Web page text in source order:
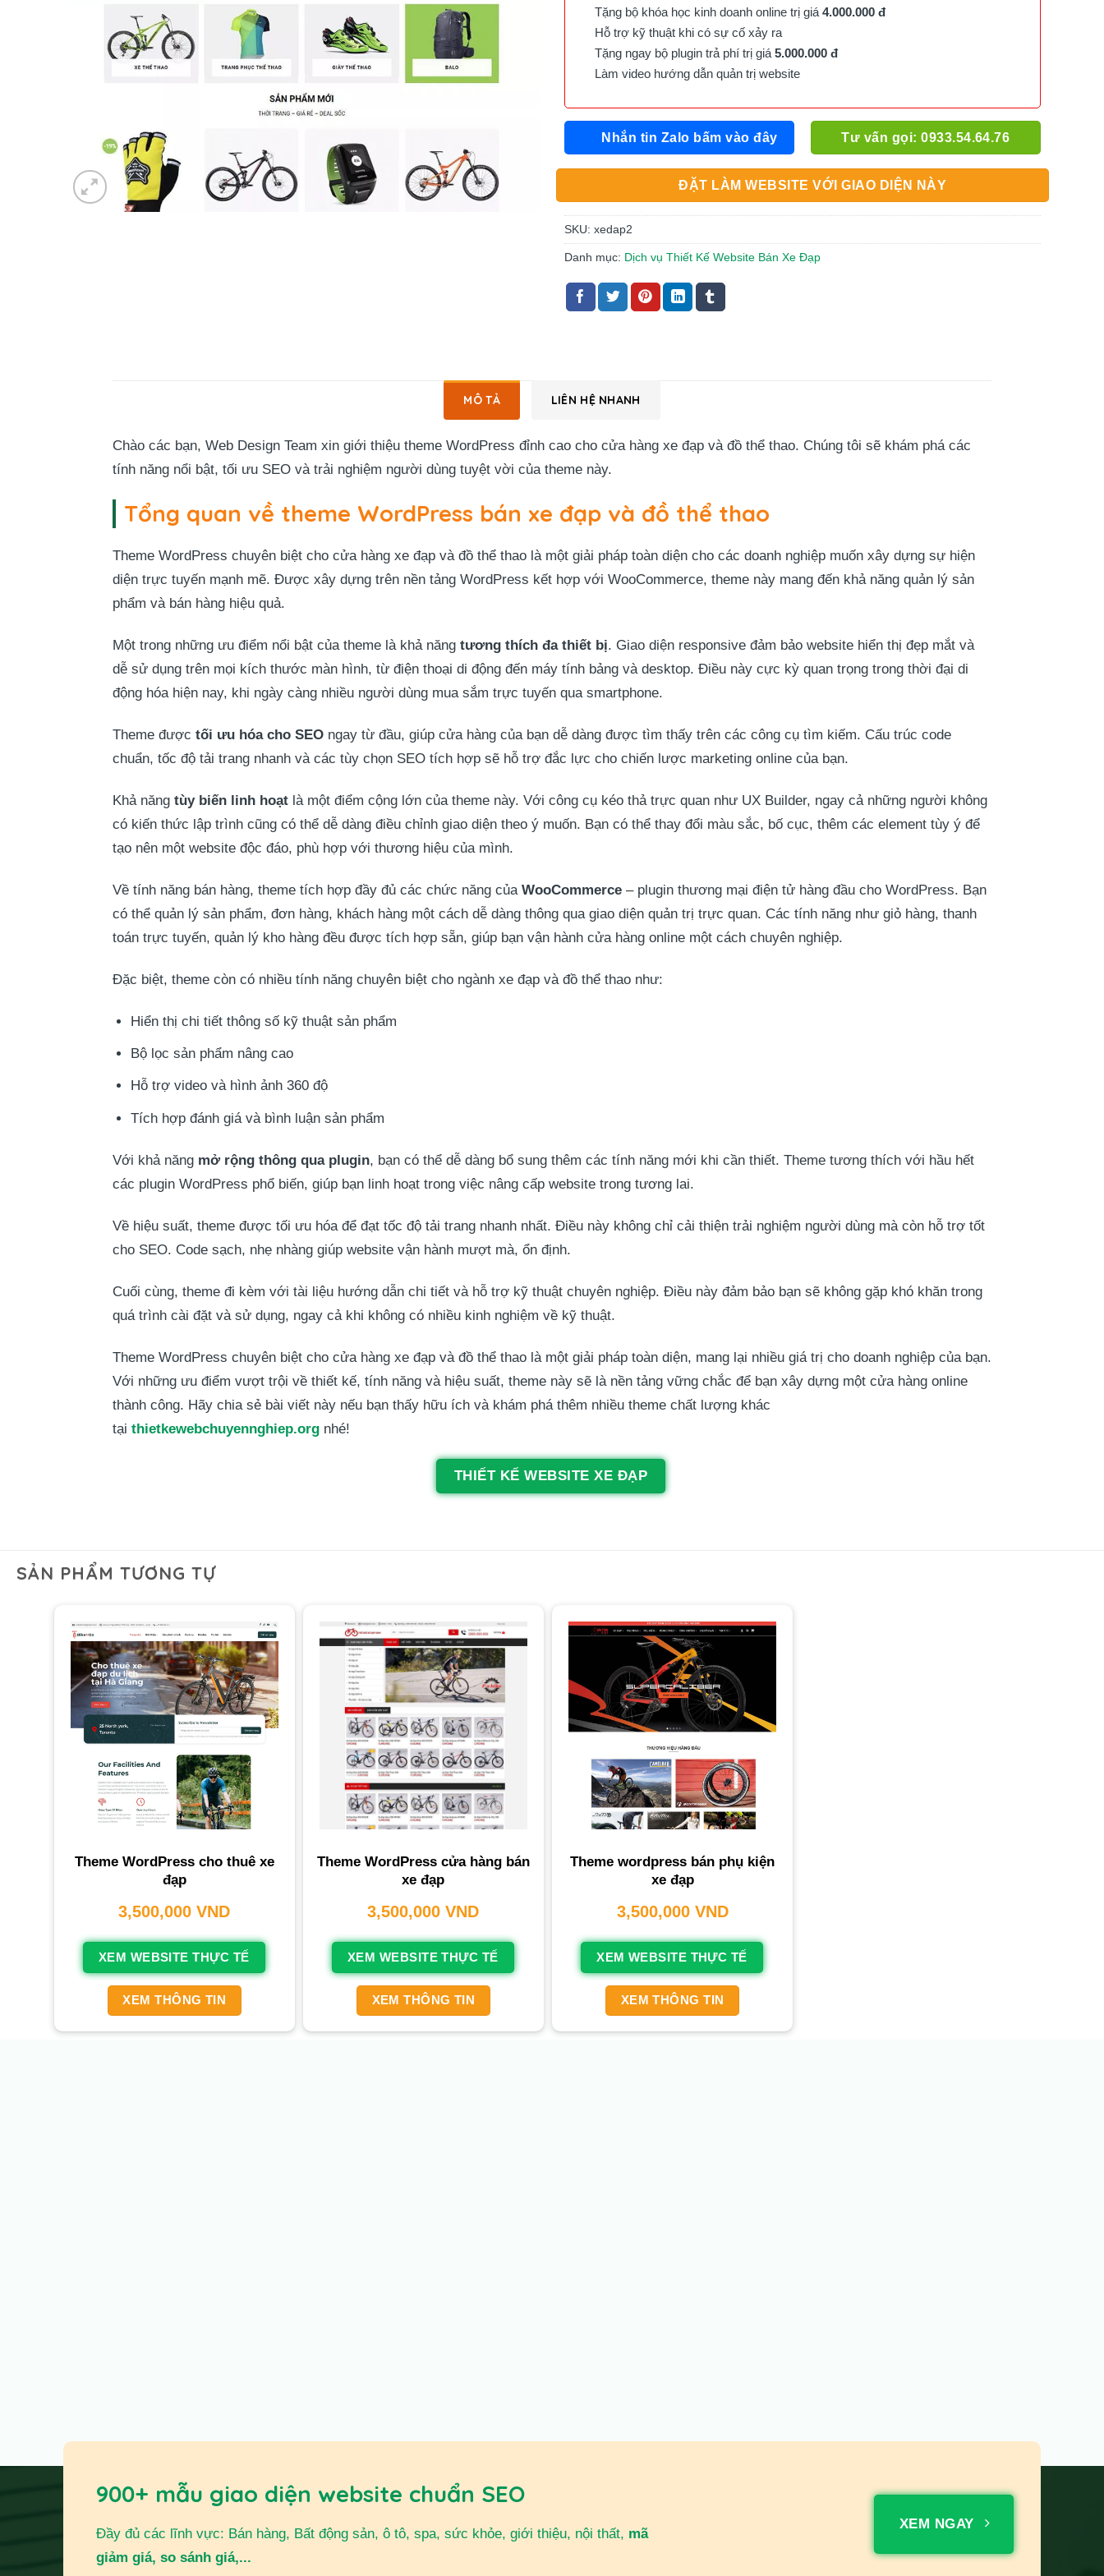
Tặng bộ khóa học kinh doanh online trị giá 4.000.000 đ
Hỗ trợ kỹ thuật khi có sự cố xảy ra
Tặng ngay bộ plugin trả phí trị giá 5.000.000 đ
Làm video hướng dẫn quản trị website
Nhắn tin Zalo bấm vào đây Tư vấn gọi: 0933.54.64.76
ĐẶT LÀM WEBSITE VỚI GIAO DIỆN NÀY
SKU: xedap2
Danh mục: Dịch vụ Thiết Kế Website Bán Xe Đạp
MÔ TẢ LIÊN HỆ NHANH
Chào các bạn, Web Design Team xin giới thiệu theme WordPress đỉnh cao cho cửa hàng xe đạp và đồ thể thao. Chúng tôi sẽ khám phá các
tính năng nổi bật, tối ưu SEO và trải nghiệm người dùng tuyệt vời của theme này.
Tổng quan về theme WordPress bán xe đạp và đồ thể thao
Theme WordPress chuyên biệt cho cửa hàng xe đạp và đồ thể thao là một giải pháp toàn diện cho các doanh nghiệp muốn xây dựng sự hiện
diện trực tuyến mạnh mẽ. Được xây dựng trên nền tảng WordPress kết hợp với WooCommerce, theme này mang đến khả năng quản lý sản
phẩm và bán hàng hiệu quả.
Một trong những ưu điểm nổi bật của theme là khả năng tương thích đa thiết bị. Giao diện responsive đảm bảo website hiển thị đẹp mắt và
dễ sử dụng trên mọi kích thước màn hình, từ điện thoại di động đến máy tính bảng và desktop. Điều này cực kỳ quan trọng trong thời đại di
động hóa hiện nay, khi ngày càng nhiều người dùng mua sắm trực tuyến qua smartphone.
Theme được tối ưu hóa cho SEO ngay từ đầu, giúp cửa hàng của bạn dễ dàng được tìm thấy trên các công cụ tìm kiếm. Cấu trúc code
chuẩn, tốc độ tải trang nhanh và các tùy chọn SEO tích hợp sẽ hỗ trợ đắc lực cho chiến lược marketing online của bạn.
Khả năng tùy biến linh hoạt là một điểm cộng lớn của theme này. Với công cụ kéo thả trực quan như UX Builder, ngay cả những người không
có kiến thức lập trình cũng có thể dễ dàng điều chỉnh giao diện theo ý muốn. Bạn có thể thay đổi màu sắc, bố cục, thêm các element tùy ý để
tạo nên một website độc đáo, phù hợp với thương hiệu của mình.
Về tính năng bán hàng, theme tích hợp đầy đủ các chức năng của WooCommerce – plugin thương mại điện tử hàng đầu cho WordPress. Bạn
có thể quản lý sản phẩm, đơn hàng, khách hàng một cách dễ dàng thông qua giao diện quản trị trực quan. Các tính năng như giỏ hàng, thanh
toán trực tuyến, quản lý kho hàng đều được tích hợp sẵn, giúp bạn vận hành cửa hàng online một cách chuyên nghiệp.
Đặc biệt, theme còn có nhiều tính năng chuyên biệt cho ngành xe đạp và đồ thể thao như:
Hiển thị chi tiết thông số kỹ thuật sản phẩm
Bộ lọc sản phẩm nâng cao
Hỗ trợ video và hình ảnh 360 độ
Tích hợp đánh giá và bình luận sản phẩm
Với khả năng mở rộng thông qua plugin, bạn có thể dễ dàng bổ sung thêm các tính năng mới khi cần thiết. Theme tương thích với hầu hết
các plugin WordPress phổ biến, giúp bạn linh hoạt trong việc nâng cấp website trong tương lai.
Về hiệu suất, theme được tối ưu hóa để đạt tốc độ tải trang nhanh nhất. Điều này không chỉ cải thiện trải nghiệm người dùng mà còn hỗ trợ tốt
cho SEO. Code sạch, nhẹ nhàng giúp website vận hành mượt mà, ổn định.
Cuối cùng, theme đi kèm với tài liệu hướng dẫn chi tiết và hỗ trợ kỹ thuật chuyên nghiệp. Điều này đảm bảo bạn sẽ không gặp khó khăn trong
quá trình cài đặt và sử dụng, ngay cả khi không có nhiều kinh nghiệm về kỹ thuật.
Theme WordPress chuyên biệt cho cửa hàng xe đạp và đồ thể thao là một giải pháp toàn diện, mang lại nhiều giá trị cho doanh nghiệp của bạn.
Với những ưu điểm vượt trội về thiết kế, tính năng và hiệu suất, theme này sẽ là nền tảng vững chắc để bạn xây dựng một cửa hàng online
thành công. Hãy chia sẻ bài viết này nếu bạn thấy hữu ích và khám phá thêm nhiều theme chất lượng khác
tại thietkewebchuyennghiep.org nhé!
THIẾT KẾ WEBSITE XE ĐẠP
SẢN PHẨM TƯƠNG TỰ
Theme WordPress cho thuê xe
đạp
3,500,000VND
XEM WEBSITE THỰC TẾ
XEM THÔNG TIN
Theme WordPress cửa hàng bán
xe đạp
3,500,000VND
XEM WEBSITE THỰC TẾ
XEM THÔNG TIN
Theme wordpress bán phụ kiện
xe đạp
3,500,000 VND
XEM WEBSITE THỰC TẾ
XEM THÔNG TIN
900+ mẫu giao diện website chuẩn SEO
Đầy đủ các lĩnh vực: Bán hàng, Bất động sản, ô tô, spa, sức khỏe, giới thiệu, nội thất, mã
giảm giá, so sánh giá,...
XEM NGAY